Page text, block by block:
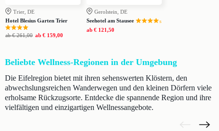
Trier, DE
Hotel Blesius Garten Trier
ab € 261,00 ab € 159,00
Gerolstein, DE
Seehotel am Stausee
s
ab € 121,50
Beliebte Wellness-Regionen in der Umgebung
Die Eifelregion bietet mit ihren sehenswerten Klöstern, den
abwechslungsreichen Wanderwegen und den kleinen Dörfern viele
erholsame Rückzugsorte. Entdecke die spannende Region und ihre
vielfältigen und einzigartigen Wellnessangebote.